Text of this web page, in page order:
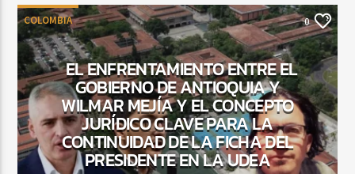
COLOMBIA 0
EL ENFRENTAMIENTO ENTRE EL
GOBIERNO DE ANTIOQUIA Y
WILMAR MEJÍA Y EL CONCEPTO
JURÍDICO CLAVE PARA LA
CONTINUIDAD DE LA FICHA DEL
PRESIDENTE EN LA UDEA